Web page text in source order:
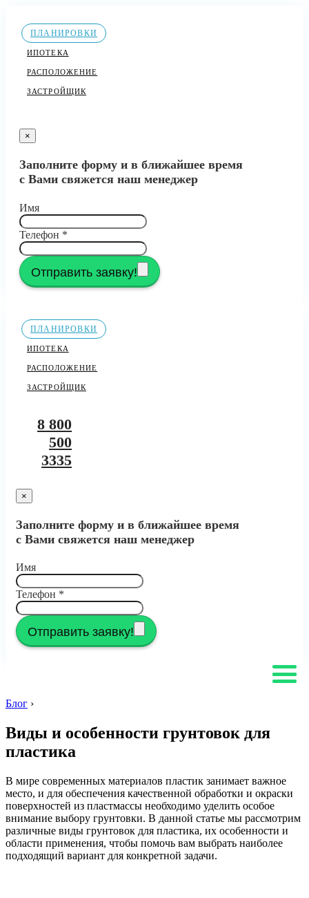
ПЛАНИРОВКИ
ИПОТЕКА
РАСПОЛОЖЕНИЕ
ЗАСТРОЙЩИК
×
Заполните форму и в ближайшее время
с Вами свяжется наш менеджер
Имя
Телефон *
Отправить заявку!
ПЛАНИРОВКИ
ИПОТЕКА
РАСПОЛОЖЕНИЕ
ЗАСТРОЙЩИК
8 800
500
3335
×
Заполните форму и в ближайшее время
с Вами свяжется наш менеджер
Имя
Телефон *
Отправить заявку!
Блог ›
Виды и особенности грунтовок для
пластика
В мире современных материалов пластик занимает важное
место, и для обеспечения качественной обработки и окраски
поверхностей из пластмассы необходимо уделить особое
внимание выбору грунтовки. В данной статье мы рассмотрим
различные виды грунтовок для пластика, их особенности и
области применения, чтобы помочь вам выбрать наиболее
подходящий вариант для конкретной задачи.